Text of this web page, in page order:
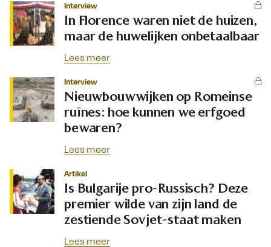
Interview
In Florence waren niet de huizen,
maar de huwelijken onbetaalbaar
Lees meer
Interview
Nieuwbouwwijken op Romeinse
ruïnes: hoe kunnen we erfgoed
bewaren?
Lees meer
Artikel
Is Bulgarije pro-Russisch? Deze
premier wilde van zijn land de
zestiende Sovjet-staat maken
Lees meer